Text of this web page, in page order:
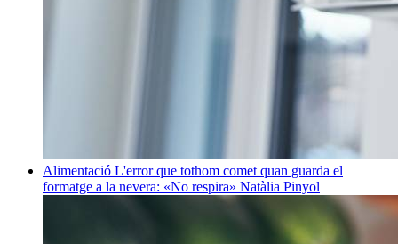
Alimentació L'error que tothom comet quan guarda el
formatge a la nevera: «No respira» Natàlia Pinyol